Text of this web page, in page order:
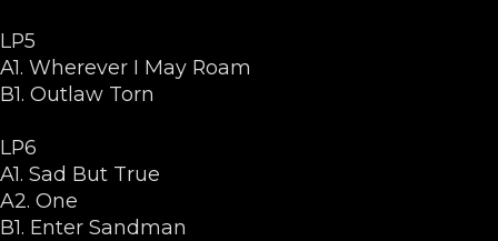
LP5
A1. Wherever I May Roam
B1. Outlaw Torn
LP6
A1. Sad But True
A2. One
B1. Enter Sandman